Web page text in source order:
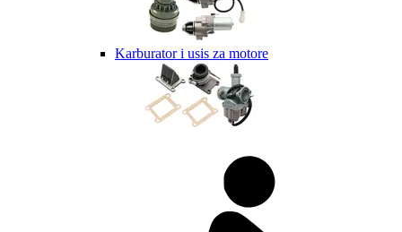
Karburator i usis za motore